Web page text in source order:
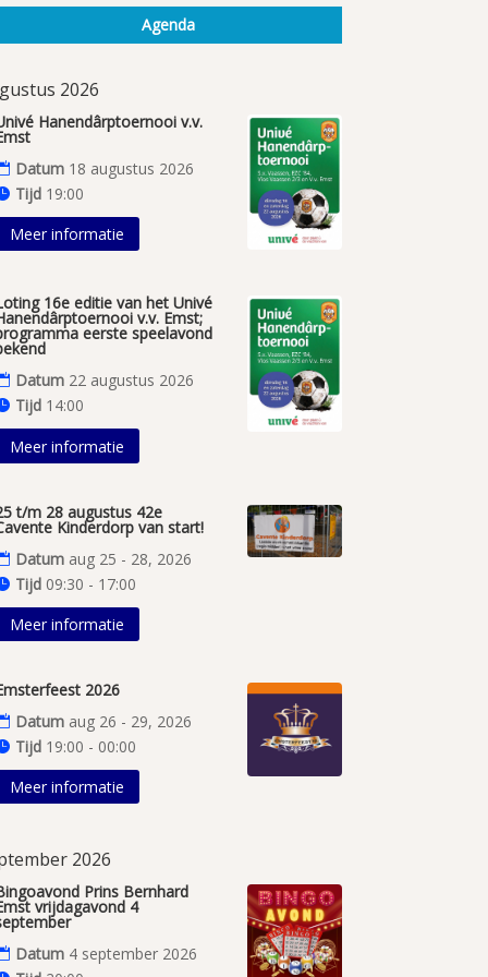
Agenda
2026
Hanendârptoernooi v.v.
Datum 18 augustus 2026
Tijd 19:00
Meer informatie
16e editie van het Univé
v.v. Emst;
eerste speelavond
Datum 22 augustus 2026
Tijd 14:00
Meer informatie
t/m 28 augustus 42e
Kinderdorp van start!
Datum aug 25 - 28, 2026
Tijd 09:30 - 17:00
Meer informatie
2026
Datum aug 26 - 29, 2026
Tijd 19:00 - 00:00
Meer informatie
2026
Prins Bernhard
vrijdagavond 4
Datum 4 september 2026